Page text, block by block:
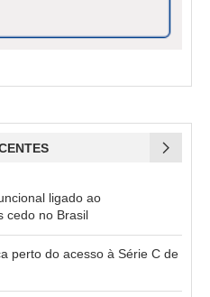
ligado ao
cedo no Brasil
perto do acesso à Série C de